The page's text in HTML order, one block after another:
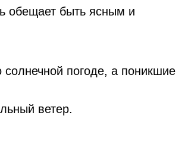
обещает быть ясным и
солнечной погоде, а поникшие
ветер.